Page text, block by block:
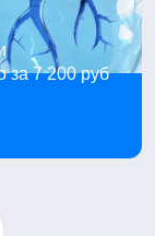
за 7 200 руб